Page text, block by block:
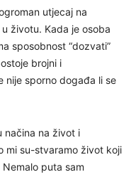
utjecaj na
životu. Kada je osoba
sposobnost “dozvati”
brojni i
nije sporno događa li se
načina na život i
mi su-stvaramo život koji
puta sam